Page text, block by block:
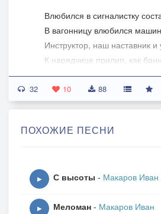
Влюбился в сигналистку
В вагонницу влюбился
Инструктор, наш наставник и
К нарядчице прилип, как
И мимо переезда проезжая
Надеется помощник
С улыбкою помашет вслед
Весною людям радостнее
Мне хочется великое творить!
32 10 88
ПОХОЖИЕ ПЕСНИ
▶ С высоты - Макаров Иван
▶ Меломан - Макаров Иван